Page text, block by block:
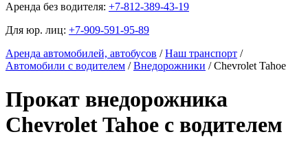
Аренда без водителя: +7-812-389-43-19
Для юр. лиц: +7-909-591-95-89
Аренда автомобилей, автобусов /Наш транспорт /
Автомобили с водителем /Внедорожники / Chevrolet Tahoe
Прокат внедорожника
Chevrolet Tahoe с водителем